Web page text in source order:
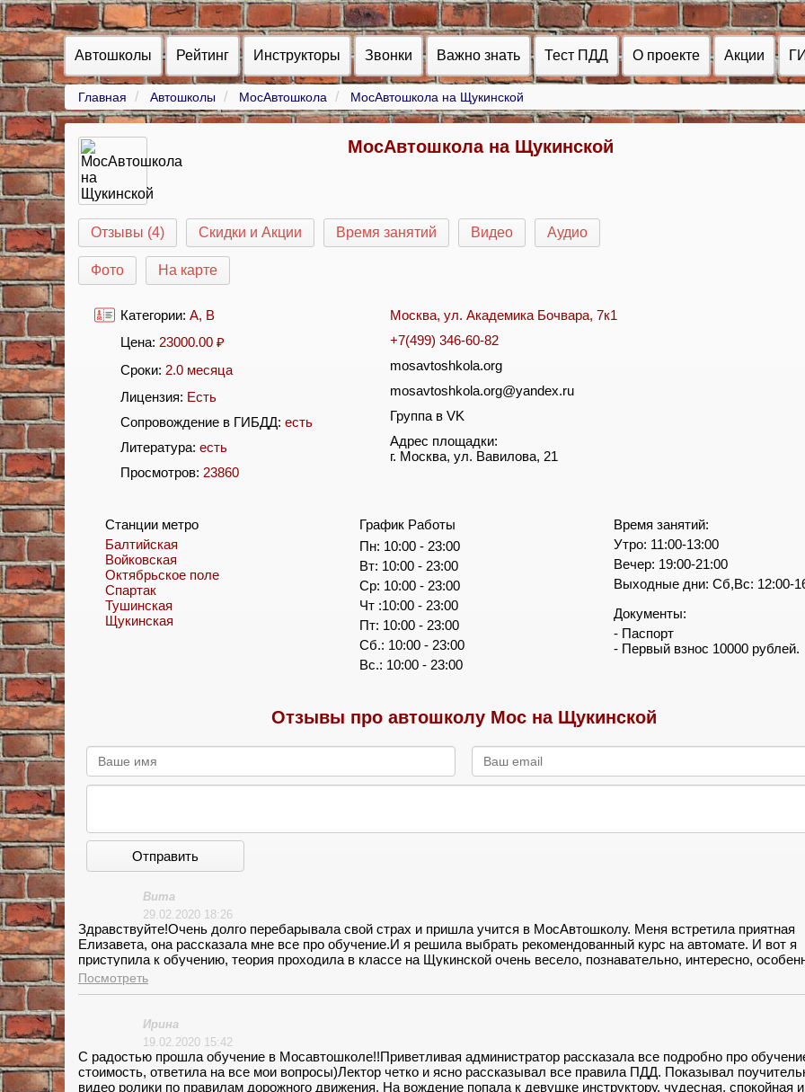
Автошколы Рейтинг Инструкторы Звонки Важно знать Тест ПДД О проекте Акции
Главная Автошколы МосАвтошкола МосАвтошкола на Щукинской
МосАвтошкола на Щукинской
Отзывы (4) Скидки и Акции Время занятий Видео Аудио
Фото На карте
Категории:A, B
Цена: 23000.00 ₽
Сроки: 2.0 месяца
Лицензия: Есть
Сопровождение в ГИБДД:есть
Литература:есть
Просмотров: 23860
Москва, ул. Академика Бочвара, 7к1
+7(499) 346-60-82
mosavtoshkola.org
mosavtoshkola.org@yandex.ru
Группа в VK
Адрес площадки:
г. Москва, ул. Вавилова, 21
Станции метро
Балтийская
Войковская
Октябрьское поле
Спартак
Тушинская
Щукинская
График Работы
Пн: 10:00 - 23:00
Вт: 10:00 - 23:00
Ср: 10:00 - 23:00
Чт :10:00 - 23:00
Пт: 10:00 - 23:00
Сб.: 10:00 - 23:00
Вс.: 10:00 - 23:00
Время занятий:
Утро: 11:00-13:00
Вечер: 19:00-21:00
Выходные дни: Сб,Вс: 12:00-
Документы:
- Паспорт
- Первый взнос 10000 рублей.
Отзывы про автошколу Мос на Щукинской
Отправить
Вита
29.02.2020 18:26
Здравствуйте!Очень долго перебарывала свой страх и пришла учится в МосАвтошколу. Меня встретила приятная
Елизавета, она рассказала мне все про обучение.И я решила выбрать рекомендованный курс на автомате. И вот я
приступила к обучению, теория проходила в классе на Щукинской очень весело, познавательно, интересно,
понравились обучающие видео. И вот началась у меня практика, я с ужасом себе представляла этот день. Мой
инструктор Владимир, смог меня успокоить, и я поняла что страшного нет ничего и страх прошел.Терпеливый и очень
Посмотреть
Ирина
19.02.2020 15:42
С радостью прошла обучение в Мосавтошколе!!Приветливая администратор рассказала все подробно про
стоимость, ответила на все мои вопросы)Лектор четко и ясно рассказывал все правила ПДД. Показывал
видео ролики по правилам дорожного движения. На вождение попала к девушке инструктору, чудесная, спокойная и